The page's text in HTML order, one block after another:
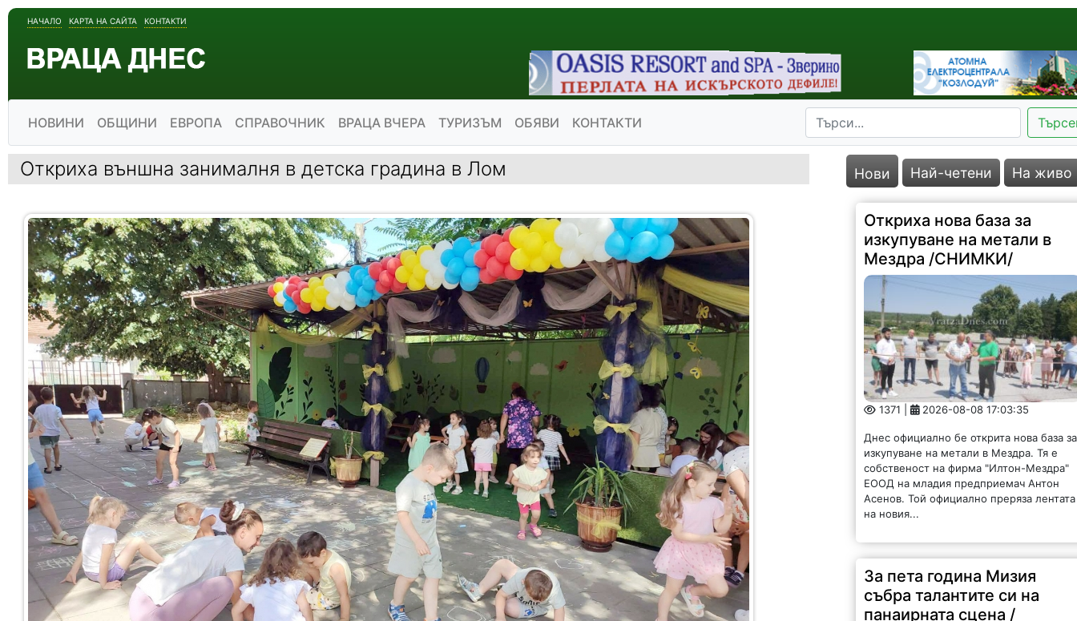
НАЧАЛО КАРТА НА САЙТА КОНТАКТИ
НОВИНИ ОБЩИНИ ЕВРОПА СПРАВОЧНИК ВРАЦА ВЧЕРА ТУРИЗЪМ ОБЯВИ КОНТАКТИ
Откриха външна занималня в детска градина в Лом Нови Най-четени На живо
Откриха нова база за
изкупуване на метали в
Мездра /СНИМКИ/
1371 | 2026-08-08 17:03:35
Днес официално бе открита нова база за
собственост на фирма "Илтон-Мездра"
ЕООД на младия предприемач Антон
Асенов. Той официално преряза лентата
на новия...
За пета година Мизия
събра талантите си на
панаирната сцена /
СНИМКИ/